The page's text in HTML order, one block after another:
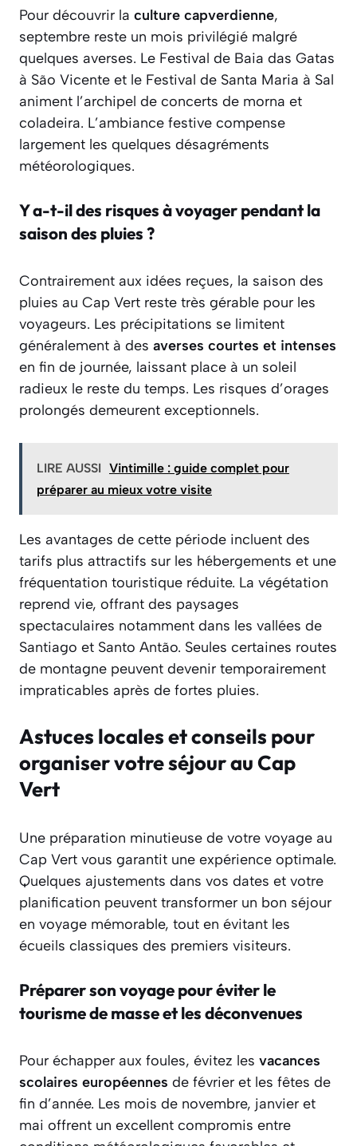
Pour découvrir la culture capverdienne,
septembre reste un mois privilégié malgré
quelques averses. Le Festival de Baia das Gatas
à São Vicente et le Festival de Santa Maria à Sal
animent l’archipel de concerts de morna et
coladeira. L’ambiance festive compense
largement les quelques désagréments
météorologiques.
Y a-t-il des risques à voyager pendant la
saison des pluies ?
Contrairement aux idées reçues, la saison des
pluies au Cap Vert reste très gérable pour les
voyageurs. Les précipitations se limitent
généralement à des averses courtes et intenses
en fin de journée, laissant place à un soleil
radieux le reste du temps. Les risques d’orages
prolongés demeurent exceptionnels.
LIRE AUSSI Vintimille : guide complet pour
préparer au mieux votre visite
Les avantages de cette période incluent des
tarifs plus attractifs sur les hébergements et une
fréquentation touristique réduite. La végétation
reprend vie, offrant des paysages
spectaculaires notamment dans les vallées de
Santiago et Santo Antão. Seules certaines routes
de montagne peuvent devenir temporairement
impraticables après de fortes pluies.
Astuces locales et conseils pour
organiser votre séjour au Cap
Vert
Une préparation minutieuse de votre voyage au
Cap Vert vous garantit une expérience optimale.
Quelques ajustements dans vos dates et votre
planification peuvent transformer un bon séjour
en voyage mémorable, tout en évitant les
écueils classiques des premiers visiteurs.
Préparer son voyage pour éviter le
tourisme de masse et les déconvenues
Pour échapper aux foules, évitez les vacances
scolaires européennes de février et les fêtes de
fin d’année. Les mois de novembre, janvier et
mai offrent un excellent compromis entre